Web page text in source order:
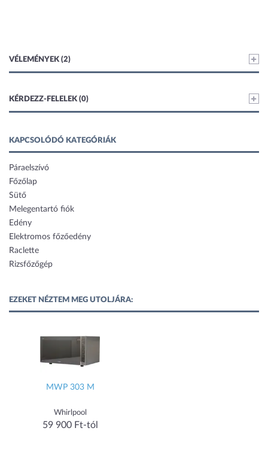
VÉLEMÉNYEK (2)
KÉRDEZZ-FELELEK (0)
KAPCSOLÓDÓ KATEGÓRIÁK
Páraelszívó
Főzőlap
Sütő
Melegentartó fiók
Edény
Elektromos főzőedény
Raclette
Rizsfőzőgép
EZEKET NÉZTEM MEG UTOLJÁRA:
MWP 303 M
Whirlpool
59 900 Ft-tól